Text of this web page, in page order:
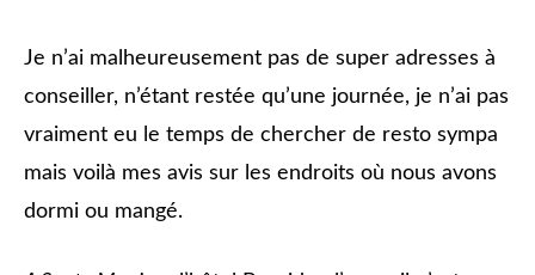
Je n’ai malheureusement pas de super adresses à
conseiller, n’étant restée qu’une journée, je n’ai pas
vraiment eu le temps de chercher de resto sympa
mais voilà mes avis sur les endroits où nous avons
dormi ou mangé.